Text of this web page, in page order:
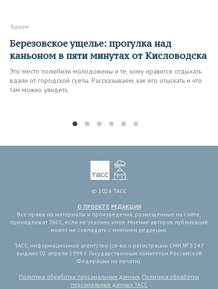
Туризм
Березовское ущелье: прогулка над
каньоном в пяти минутах от Кисловодска
Это место полюбили молодожены и те, кому нравится отдыхать
вдали от городской суеты. Рассказываем, как его отыскать и что
там можно увидеть
© 2026 ТАСС
О ПРОЕКТЕ РЕДАКЦИЯ
Все права на материалы и произведения, размещенные на сайте,
принадлежат ТАСС, если не указано иное. Мнение авторов публикаций
может не совпадать с мнением редакции.
ТАСС, информационное агентство (св-во о регистрации СМИ № 3 247
выдано 02 апреля 1999 г. Государственным комитетом Российской
Федерации по печати).
Политика обработки персональных данных Политика обработки
персональных данных ТАСС